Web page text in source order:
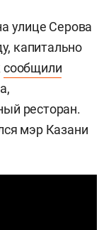
улице Серова
капитально
сообщили
ресторан.
мэр Казани